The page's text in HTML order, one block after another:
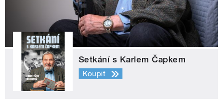
Setkání s Karlem Čapkem
Koupit